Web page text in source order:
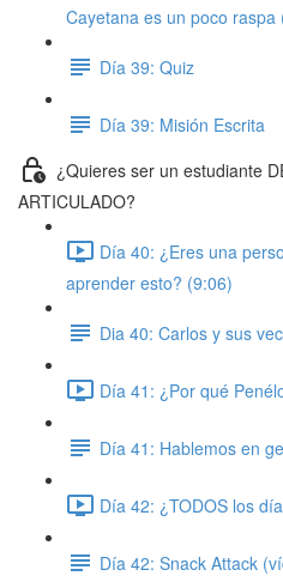
Cayetana es un poco raspa
Día 39: Quiz
Día 39: Misión Escrita
¿Quieres ser un estudiante
ARTICULADO?
Día 40: ¿Eres una
aprender esto? (9:06)
Dia 40: Carlos y sus
Día 41: ¿Por qué
Día 41: Hablemos en
Día 42: ¿TODOS los
Día 42: Snack Attack